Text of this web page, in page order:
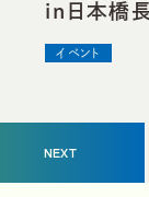
in日本橋
イベント
NEXT